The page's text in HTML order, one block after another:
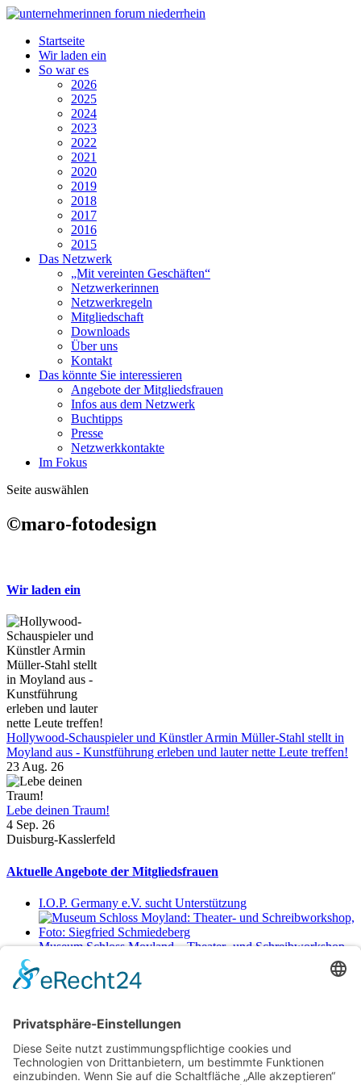
Startseite
Wir laden ein
So war es
2026
2025
2024
2023
2022
2021
2020
2019
2018
2017
2016
2015
Das Netzwerk
„Mit vereinten Geschäften“
Netzwerkerinnen
Netzwerkregeln
Mitgliedschaft
Downloads
Über uns
Kontakt
Das könnte Sie interessieren
Angebote der Mitgliedsfrauen
Infos aus dem Netzwerk
Buchtipps
Presse
Netzwerkkontakte
Im Fokus
Seite auswählen
©maro-fotodesign
Wir laden ein
Hollywood-Schauspieler und Künstler Armin Müller-Stahl stellt in
Moyland aus - Kunstführung erleben und lauter nette Leute treffen!
23 Aug. 26
Lebe deinen Traum!
4 Sep. 26
Duisburg-Kasslerfeld
Aktuelle Angebote der Mitgliedsfrauen
I.O.P. Germany e.V. sucht Unterstützung
Museum Schloss Moyland – Theater- und Schreibworkshop
Netzwerkerinnen
Login für Mitglieder
Noch kein Mitglied im unternehmerinnen forum niederrhein?
gibt es weitere Informationen.